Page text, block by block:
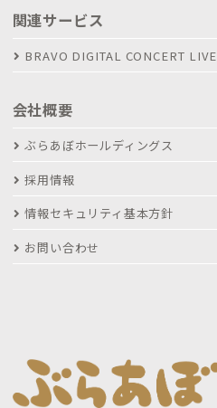
関連サービス
BRAVO DIGITAL CONCERT LIVE
会社概要
ぶらあぼホールディングス
採用情報
情報セキュリティ基本方針
お問い合わせ